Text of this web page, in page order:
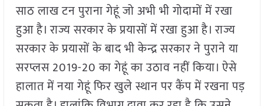
साठ लाख टन पुराना गेहूं जो अभी भी गोदामों में रखा
हुआ है। राज्य सरकार के प्रयासों में रखा हुआ है। राज्य
सरकार के प्रयासों के बाद भी केन्द्र सरकार ने पुराने या
सरप्लस 2019-20 का गेहूं का उठाव नहीं किया। ऐसे
हालात में नया गेहूं फिर खुले स्थान पर कैंप में रखना पड़